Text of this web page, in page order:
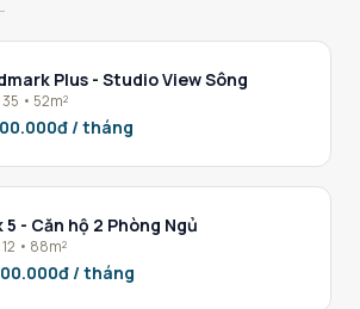
Plus - Studio View Sông
• 52m²
/ tháng
Park 5 - Căn hộ 2 Phòng Ngủ
• 88m²
/ tháng